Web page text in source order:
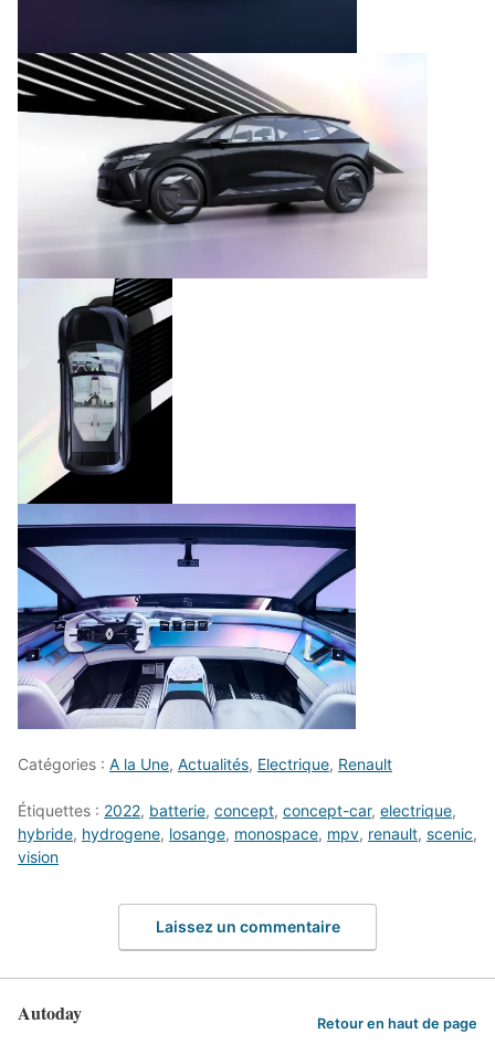
Catégories : A la Une, Actualités, Electrique, Renault
Étiquettes : 2022, batterie, concept, concept-car, electrique,
hybride, hydrogene, losange, monospace, mpv, renault, scenic,
vision
Laissez un commentaire
Autoday Retour en haut de page